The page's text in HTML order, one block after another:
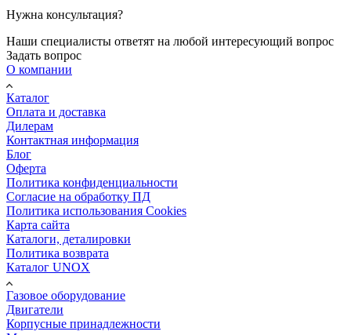
Нужна консультация?
Наши специалисты ответят на любой интересующий вопрос
Задать вопрос
О компании
Каталог
Оплата и доставка
Дилерам
Контактная информация
Блог
Оферта
Политика конфиденциальности
Согласие на обработку ПД
Политика использования Cookies
Карта сайта
Каталоги, деталировки
Политика возврата
Каталог UNOX
Газовое оборудование
Двигатели
Корпусные принадлежности